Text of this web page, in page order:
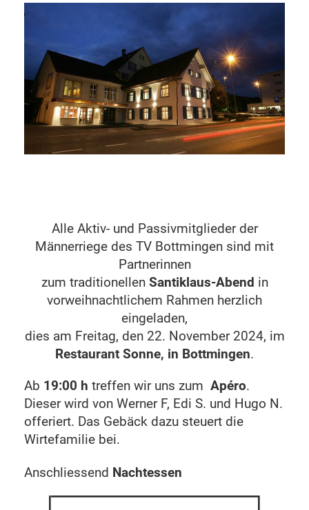
Alle Aktiv- und Passivmitglieder der
Männerriege des TV Bottmingen sind mit
Partnerinnen
zum traditionellen Santiklaus-Abend in
vorweihnachtlichem Rahmen herzlich
eingeladen,
dies am Freitag, den 22. November 2024, im
Restaurant Sonne, in Bottmingen.
Ab 19:00 h treffen wir uns zum Apéro.
Dieser wird von Werner F, Edi S. und Hugo N.
offeriert. Das Gebäck dazu steuert die
Wirtefamilie bei.
Anschliessend Nachtessen